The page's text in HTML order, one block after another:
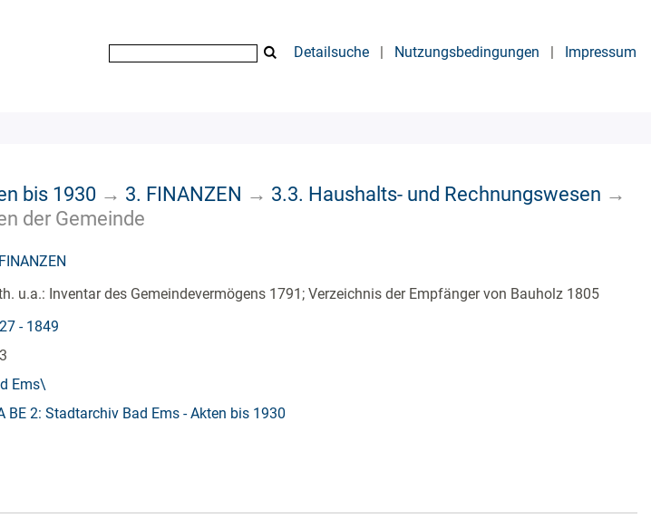
Detailsuche | Nutzungsbedingungen | Impressum
bis 1930 → 3. FINANZEN → 3.3. Haushalts- und Rechnungswesen →
der Gemeinde
u.a.: Inventar des Gemeindevermögens 1791; Verzeichnis der Empfänger von Bauholz 1805
- 1849
Ems\
BE 2: Stadtarchiv Bad Ems - Akten bis 1930